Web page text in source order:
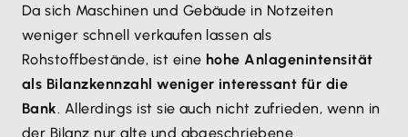
Da sich Maschinen und Gebäude in Notzeiten
weniger schnell verkaufen lassen als
Rohstoffbestände, ist eine hohe Anlagenintensität
als Bilanzkennzahl weniger interessant für die
Bank. Allerdings ist sie auch nicht zufrieden, wenn in
der Bilanz nur alte und abgeschriebene